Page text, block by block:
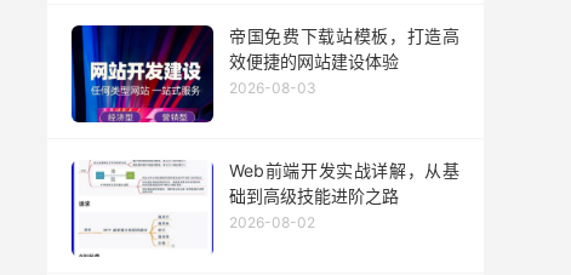
帝国免费下载站模板，打造高
效便捷的网站建设体验
2026-08-03
Web前端开发实战详解，从基
础到高级技能进阶之路
2026-08-02